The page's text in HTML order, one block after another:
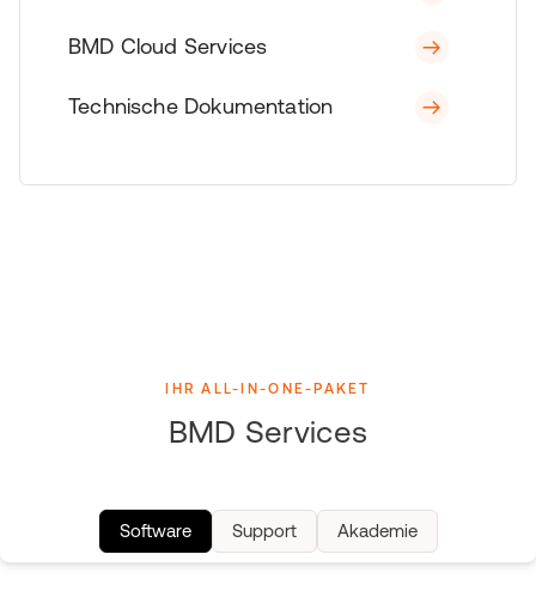
BMD Cloud Services
Technische Dokumentation
IHR ALL-IN-ONE-PAKET
BMD Services
Software Support Akademie